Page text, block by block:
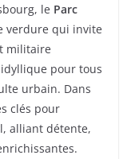
le Parc
verdure qui invite
militaire
pour tous
urbain. Dans
clés pour
alliant détente,